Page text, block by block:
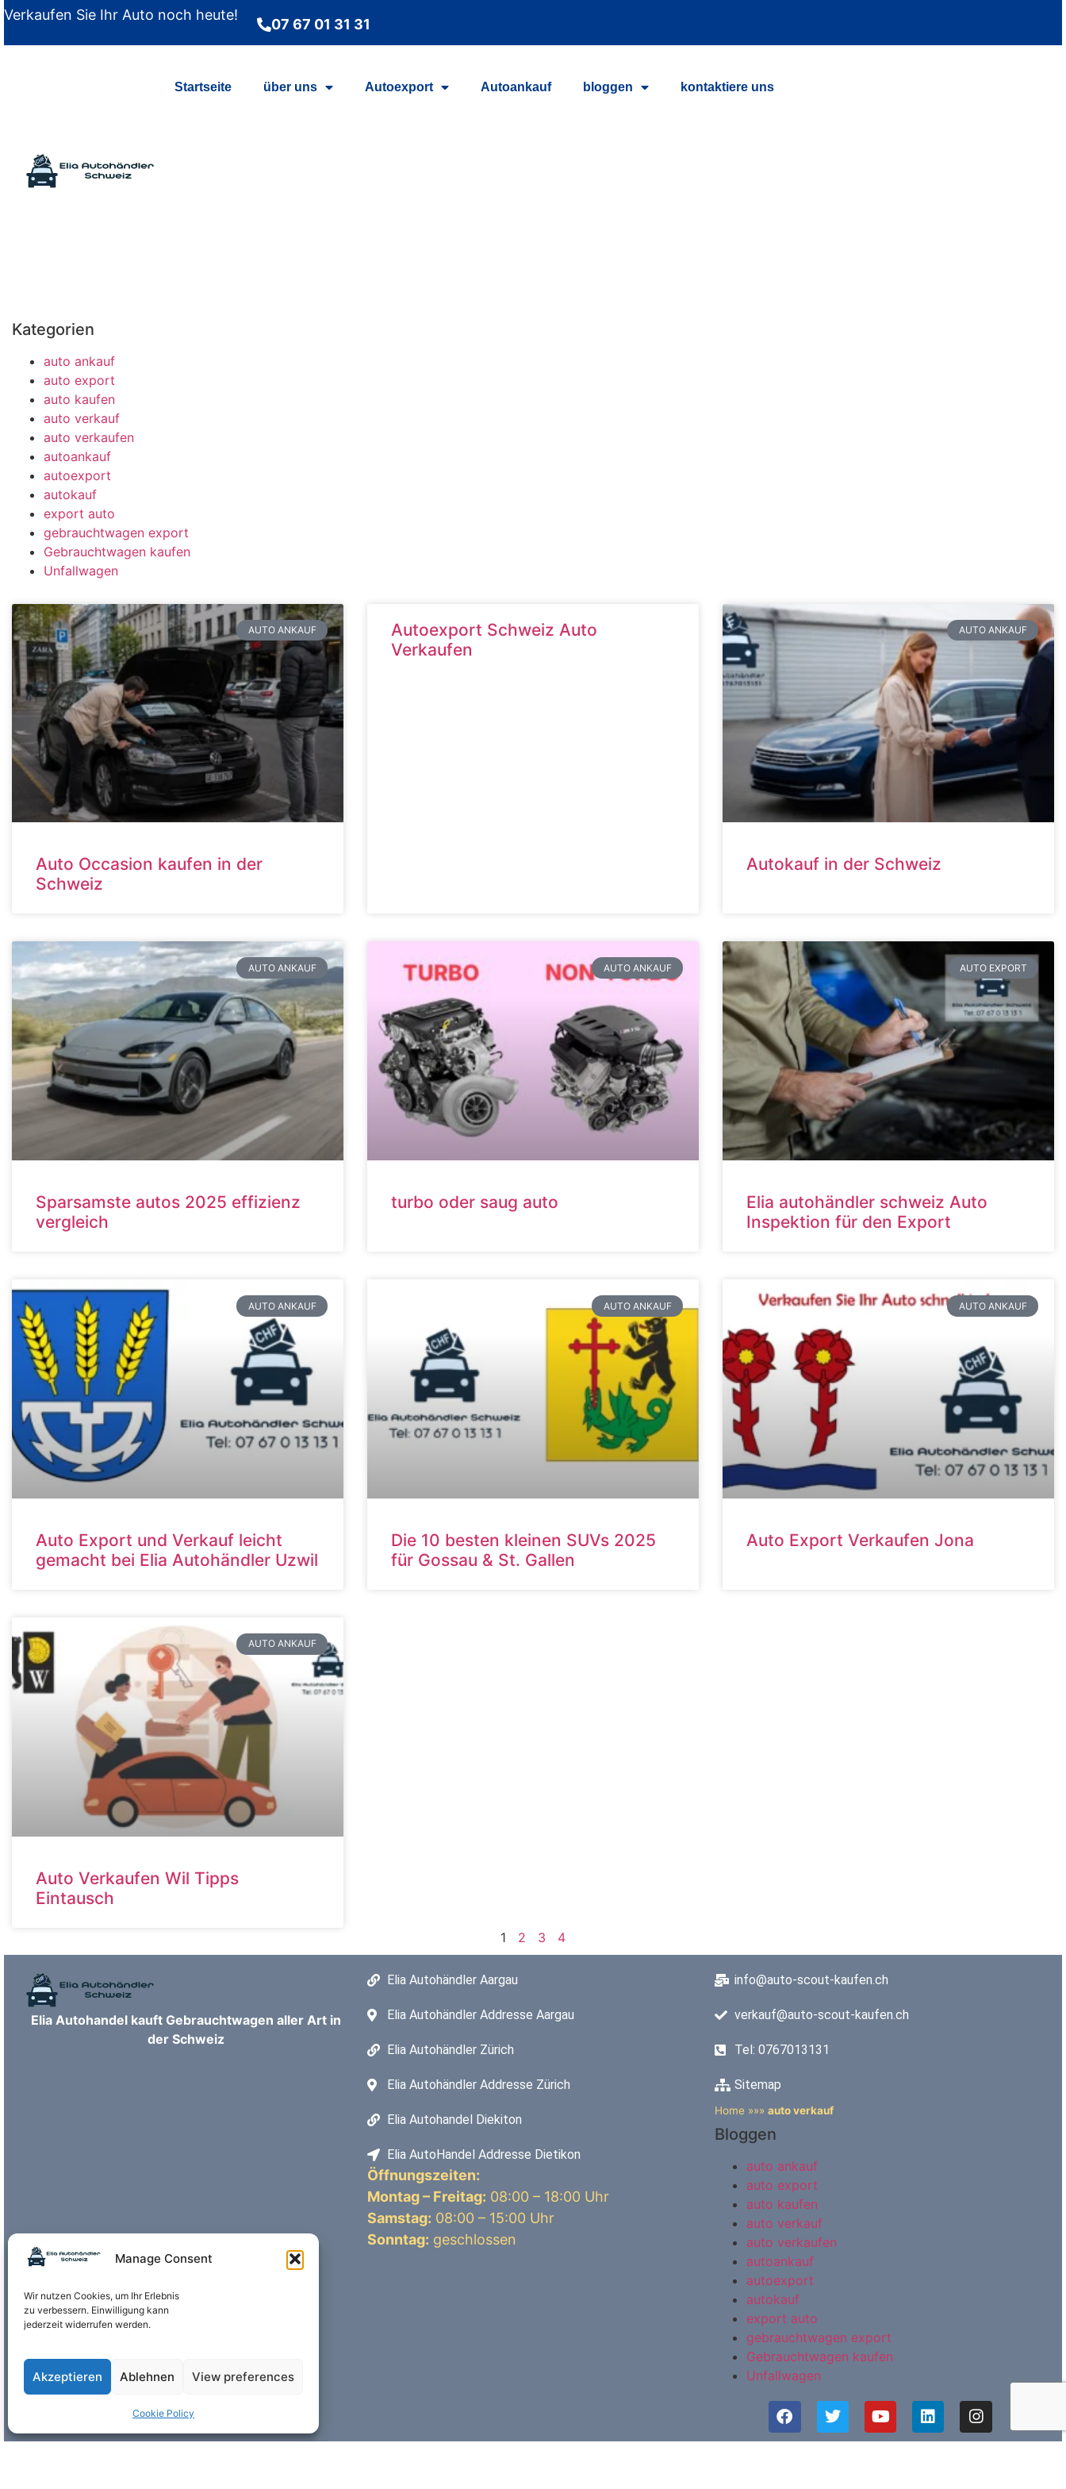
Manage Consent
Wir nutzen Cookies, um Ihr Erlebnis
zu verbessern. Einwilligung kann
jederzeit widerrufen werden.
Akzeptieren Ablehnen View preferences
Cookie Policy
Verkaufen Sie Ihr Auto noch heute!
07 67 01 31 31
Startseite über uns Autoexport Autoankauf bloggen kontaktiere uns
Kategorien
auto ankauf
auto export
auto kaufen
auto verkauf
auto verkaufen
autoankauf
autoexport
autokauf
export auto
gebrauchtwagen export
Gebrauchtwagen kaufen
Unfallwagen
AUTO ANKAUF
Auto Occasion kaufen in der
Schweiz
Autoexport Schweiz Auto
Verkaufen
AUTO ANKAUF
Autokauf in der Schweiz
AUTO ANKAUF
Sparsamste autos 2025 effizienz
vergleich
AUTO ANKAUF
turbo oder saug auto
AUTO EXPORT
Elia autohändler schweiz Auto
Inspektion für den Export
AUTO ANKAUF
Auto Export und Verkauf leicht
gemacht bei Elia Autohändler Uzwil
AUTO ANKAUF
Die 10 besten kleinen SUVs 2025
für Gossau & St. Gallen
AUTO ANKAUF
Auto Export Verkaufen Jona
AUTO ANKAUF
Auto Verkaufen Wil Tipps
Eintausch
1 2 3 4
Elia Autohandel kauft Gebrauchtwagen aller Art in
der Schweiz
Elia Autohändler Aargau
Elia Autohändler Addresse Aargau
Elia Autohändler Zürich
Elia Autohändler Addresse Zürich
Elia Autohandel Diekiton
Elia AutoHandel Addresse Dietikon
Öffnungszeiten:
Montag – Freitag: 08:00 – 18:00 Uhr
Samstag: 08:00 – 15:00 Uhr
Sonntag: geschlossen
info@auto-scout-kaufen.ch
verkauf@auto-scout-kaufen.ch
Tel: 0767013131
Sitemap
Home »»» auto verkauf
Bloggen
auto ankauf
auto export
auto kaufen
auto verkauf
auto verkaufen
autoankauf
autoexport
autokauf
export auto
gebrauchtwagen export
Gebrauchtwagen kaufen
Unfallwagen